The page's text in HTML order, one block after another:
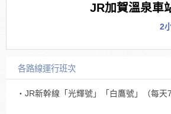
JR加賀溫泉車
2
各路線運行班次
・JR新幹線「光輝號」「白鷹號」（每天7